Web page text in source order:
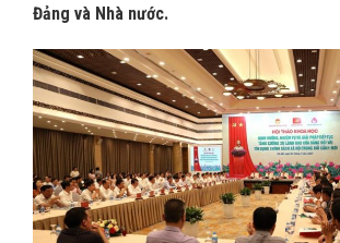
Đảng và Nhà nước.